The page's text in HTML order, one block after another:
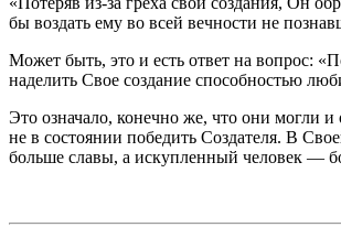
бы воздать ему во всей вечности не
Может быть, это и есть ответ на вопрос:
наделить Свое создание способностью
Это означало, конечно же, что они могли
не в состоянии победить Создателя. В
больше славы, а искупленный человек —